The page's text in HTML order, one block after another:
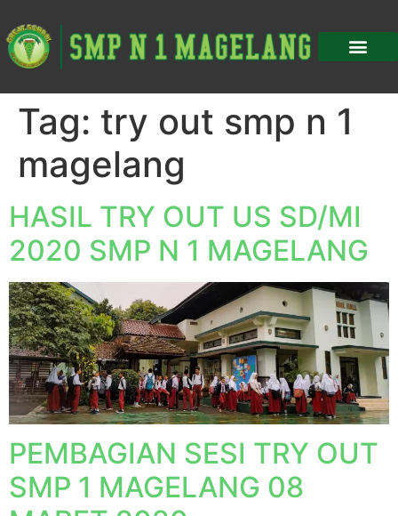
Tag: try out smp n 1
magelang
HASIL TRY OUT US SD/MI
2020 SMP N 1 MAGELANG
PEMBAGIAN SESI TRY OUT
SMP 1 MAGELANG 08